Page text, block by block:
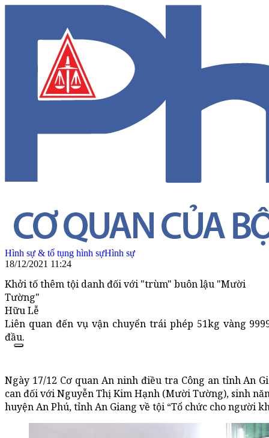
Hình sự & tố tụng hình sựHình sự
18/12/2021 11:24
Khởi tố thêm tội danh đối với "trùm" buôn lậu "Mười
Tường"
Hữu Lễ
Liên quan đến vụ vận chuyển trái phép 51kg vàng
đầu.
Ngày 17/12 Cơ quan An ninh điều tra Công an tỉnh An
can đối với Nguyễn Thị Kim Hạnh (Mười Tường), sinh
huyện An Phú, tỉnh An Giang về tội “Tổ chức cho người